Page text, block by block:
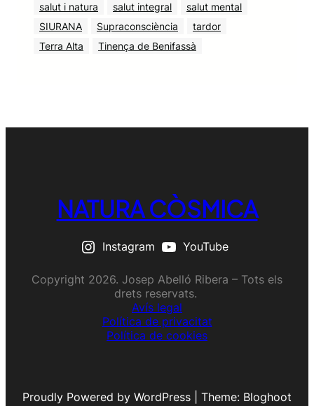
salut i natura
salut integral
salut mental
SIURANA
Supraconsciència
tardor
Terra Alta
Tinença de Benifassà
NATURA CÒSMICA
Instagram YouTube
Copyright 2026. Josep Abelló Ribera – Tots els
drets reservats.
Avís legal
Política de privacitat
Política de cookies
Proudly Powered by WordPress | Theme: Bloghoot